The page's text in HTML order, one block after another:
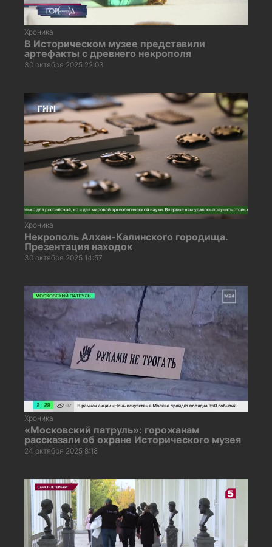
Хроника
В Историческом музее представили
артефакты с древнего некрополя
30 октября 2025 22:03
Хроника
Некрополь Алхан-Калинского городища.
Презентация находок
30 октября 2025 14:57
Хроника
«Московский патруль»: горожанам
рассказали об охране Исторического музея
24 октября 2025 8:18